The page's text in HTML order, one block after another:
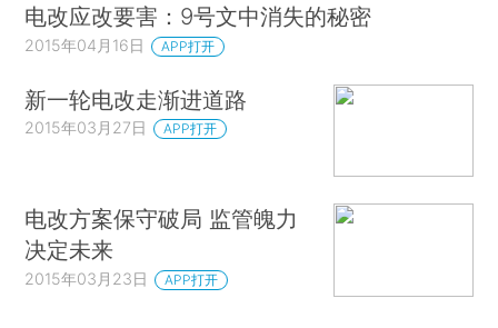
电改应改要害：9号文中消失的秘密
2015年04月16日 APP打开
新一轮电改走渐进道路
2015年03月27日 APP打开
电改方案保守破局 监管魄力
决定未来
2015年03月23日 APP打开